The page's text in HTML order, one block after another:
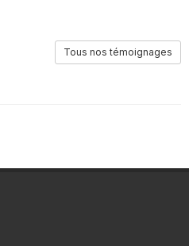
Tous nos témoignages